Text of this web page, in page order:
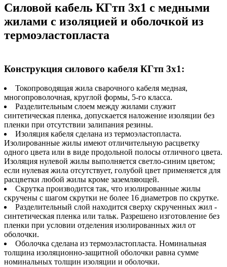
Силовой кабель КГтп 3х1 с медными
жилами с изоляцией и оболочкой из
термоэластопласта
Конструкция силового кабеля КГтп 3х1:
Токопроводящая жила сварочного кабеля медная,
многопроволочная, круглой формы, 5-го класса.
Разделительным слоем между жилами служит
синтетическая пленка, допускается наложение изоляции без
пленки при отсутствии залипания резины.
Изоляция кабеля сделана из термоэластопласта.
Изолированные жилы имеют отличительную расцветку
одного цвета или в виде продольной полосы отличного цвета.
Изоляция нулевой жилы выполняется светло-синим цветом;
если нулевая жила отсутствует, голубой цвет применяется для
расцветки любой жилы кроме заземляющей.
Скрутка производится так, что изолированные жилы
скручены с шагом скрутки не более 16 диаметров по скрутке.
Разделительный слой находится сверху скрученных жил -
синтетическая пленка или тальк. Разрешено изготовление без
пленки при условии отделения изолированных жил от
оболочки.
Оболочка сделана из термоэластопласта. Номинальная
толщина изоляционно-защитной оболочки равна сумме
номинальных толщин изоляции и оболочки.